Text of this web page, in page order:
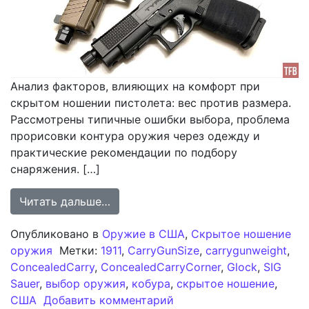
Анализ факторов, влияющих на комфорт при
скрытом ношении пистолета: вес против размера.
Рассмотрены типичные ошибки выбора, проблема
прорисовки контура оружия через одежду и
практические рекомендации по подбору
снаряжения. […]
Читать дальше…
Опубликовано в Оружие в США, Скрытое ношение
оружия Метки: 1911, CarryGunSize, carrygunweight,
ConcealedCarry, ConcealedCarryCorner, Glock, SIG
Sauer, выбор оружия, кобура, скрытое ношение,
США Добавить комментарий